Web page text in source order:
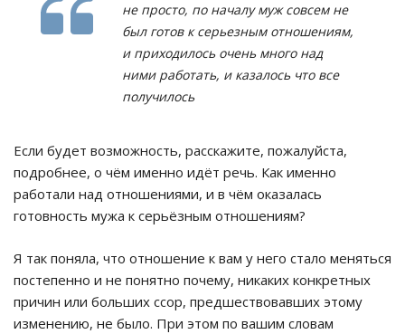
не просто, по началу муж совсем не
был готов к серьезным отношениям,
и приходилось очень много над
ними работать, и казалось что все
получилось
Если будет возможность, расскажите, пожалуйста,
подробнее, о чём именно идёт речь. Как именно
работали над отношениями, и в чём оказалась
готовность мужа к серьёзным отношениям?
Я так поняла, что отношение к вам у него стало меняться
постепенно и не понятно почему, никаких конкретных
причин или больших ссор, предшествовавших этому
изменению, не было. При этом по вашим словам